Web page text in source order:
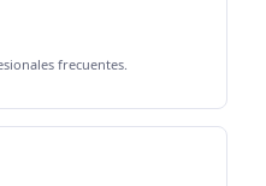
frecuentes.